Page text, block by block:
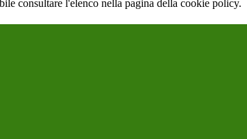
consultare l'elenco nella pagina della cookie policy.